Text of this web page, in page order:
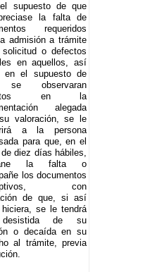
supuesto de que
la falta de
requeridos
admisión a trámite
o defectos
en aquellos, así
en el supuesto de
se observaran
en la
alegada
valoración, se le
a la persona
para que, en el
diez días hábiles,
la falta o
los documentos
con
de que, si así
se le tendrá
de su
o decaída en su
al trámite, previa